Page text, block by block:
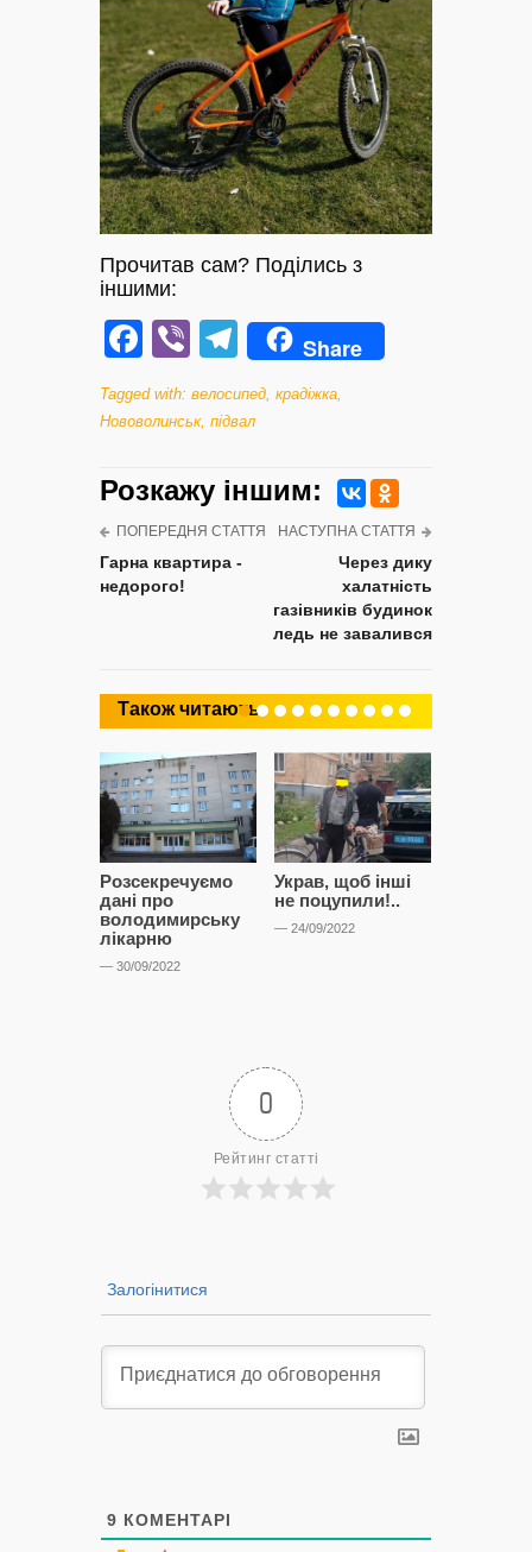
Прочитав сам? Поділись з
іншими:
Facebook
ViberTelegram
Share
Tagged with: велосипед крадіжка
Нововолинськ, підвал
Розкажу iншим:
ПОПЕРЕДНЯ СТАТТЯ
Гарна квартира -
недорого!
НАСТУПНА СТАТТЯ
Через дику
халатність
газівників будинок
ледь не завалився
Також читають
Розсекречуємо
дані про
володимирську
лікарню
— 30/09/2022
Украв, щоб інші
не поцупили!..
— 24/09/2022
0
Рейтинг статті
Залогінитися
9 КОМЕНТАРІ